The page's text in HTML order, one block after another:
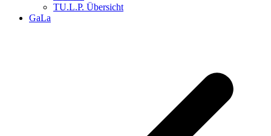
TU.L.P. Übersicht
GaLa